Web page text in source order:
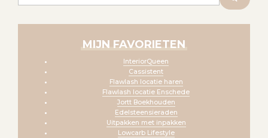
MIJN FAVORIETEN
InteriorQueen
Cassistent
Flawlash locatie haren
Flawlash locatie Enschede
Jortt Boekhouden
Edelsteensieraden
Uitpakken met inpakken
Lowcarb Lifestyle